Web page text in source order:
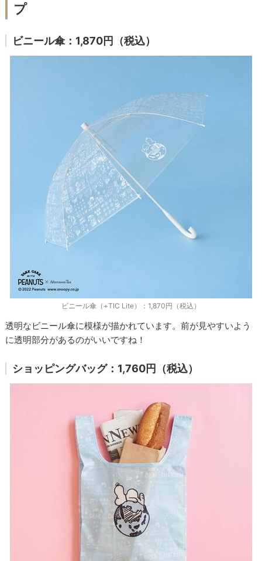
プ
ビニール傘：1,870円（税込）
ビニール傘（+TIC Lite）：1,870円（税込）
透明なビニール傘に模様が描かれています。前が見やすいよう
に透明部分があるのがいいですね！
ショッピングバッグ：1,760円（税込）